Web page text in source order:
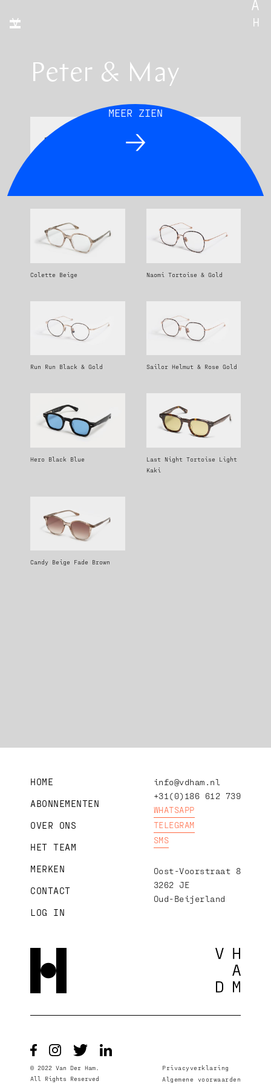
Peter & May
Colette Beige Naomi Tortoise & Gold
Run Run Black & Gold Sailor Helmut & Rose Gold
Hero Black Blue
Last Night Tortoise Light
Kaki
Candy Beige Fade Brown
MEER ZIEN
HOME
ABONNEMENTEN
OVER ONS
HET TEAM
MERKEN
CONTACT
LOG IN
info@vdham.nl
+31(0)186 612 739
WHATSAPP
TELEGRAM
SMS
Oost-Voorstraat 8
3262 JE
Oud-Beijerland
© 2022 Van Der Ham.
All Rights Reserved
Privacyverklaring
Algemene voorwaarden